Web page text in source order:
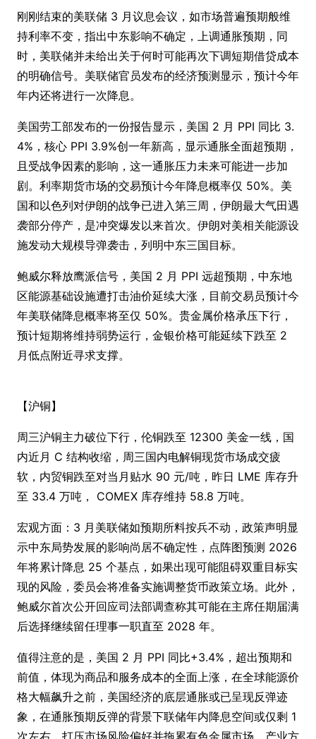
刚刚结束的美联储 3 月议息会议，如市场普遍预期般维
持利率不变，指出中东影响不确定，上调通胀预期，同
时，美联储并未给出关于何时可能再次下调短期借贷成本
的明确信号。美联储官员发布的经济预测显示，预计今年
年内还将进行一次降息。
美国劳工部发布的一份报告显示，美国 2 月 PPI 同比 3.
4%，核心 PPI 3.9%创一年新高，显示通胀全面超预期，
且受战争因素的影响，这一通胀压力未来可能进一步加
剧。利率期货市场的交易预计今年降息概率仅 50%。美
国和以色列对伊朗的战争已进入第三周，伊朗最大气田遇
袭部分停产，是冲突爆发以来首次。伊朗对美相关能源设
施发动大规模导弹袭击，列明中东三国目标。
鲍威尔释放鹰派信号，美国 2 月 PPI 远超预期，中东地
区能源基础设施遭打击油价延续大涨，目前交易员预计今
年美联储降息概率将至仅 50%。贵金属价格承压下行，
预计短期将维持弱势运行，金银价格可能延续下跌至 2
月低点附近寻求支撑。
【沪铜】
周三沪铜主力破位下行，伦铜跌至 12300 美金一线，国
内近月 C 结构收缩，周三国内电解铜现货市场成交疲
软，内贸铜跌至对当月贴水 90 元/吨，昨日 LME 库存升
至 33.4 万吨， COMEX 库存维持 58.8 万吨。
宏观方面：3 月美联储如预期所料按兵不动，政策声明显
示中东局势发展的影响尚居不确定性，点阵图预测 2026
年将累计降息 25 个基点，如果出现可能阻碍双重目标实
现的风险，委员会将准备实施调整货币政策立场。此外，
鲍威尔首次公开回应司法部调查称其可能在主席任期届满
后选择继续留任理事一职直至 2028 年。
值得注意的是，美国 2 月 PPI 同比+3.4%，超出预期和
前值，体现为商品和服务成本的全面上涨，在全球能源价
格大幅飙升之前，美国经济的底层通胀或已呈现反弹迹
象，在通胀预期反弹的背景下联储年内降息空间或仅剩 1
次左右，打压市场风险偏好并拖累有色金属市场。产业方